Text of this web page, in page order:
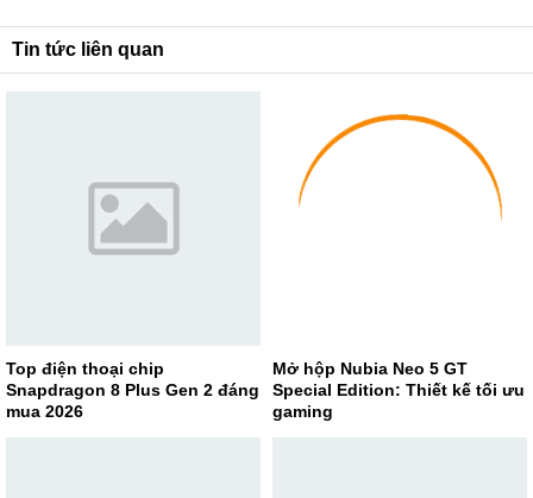
Tin tức liên quan
Top điện thoại chip
Snapdragon 8 Plus Gen 2 đáng
mua 2026
Mở hộp Nubia Neo 5 GT
Special Edition: Thiết kế tối ưu
gaming